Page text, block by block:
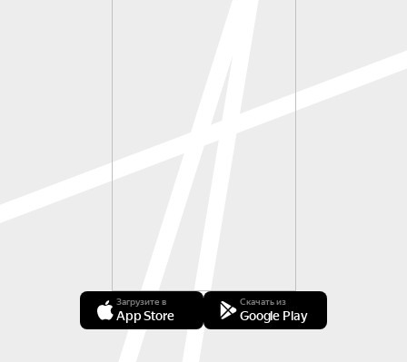
Загрузите в
App Store
Скачать из
Google Play